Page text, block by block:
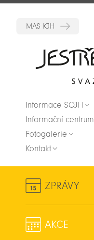
Informace SOJH
Informační centrum
Fotogalerie
Kontakt
ZPRÁVY
AKCE